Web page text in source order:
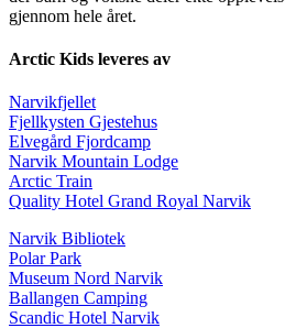
gjennom hele året.
Arctic Kids leveres av
Narvikfjellet
Fjellkysten Gjestehus
Elvegård Fjordcamp
Narvik Mountain Lodge
Arctic Train
Quality Hotel Grand Royal Narvik
Narvik Bibliotek
Polar Park
Museum Nord Narvik
Ballangen Camping
Scandic Hotel Narvik